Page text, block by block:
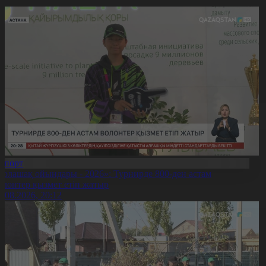
ойындары - 2026»: Турнирде 800-ден астам
қызмет етіп жатыр
20:12